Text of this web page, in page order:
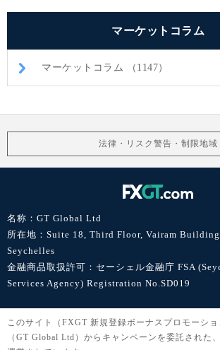
マーケットコラム
マーケットコラム （1147）
法律・リスク警告・制限地域
名称：GT Global Ltd
所在地：Suite 18, Third Floor, Vairam
Seychelles
金融商品取扱許可：セーシェル金融庁 FSA
Services Agency) Registration No.SD019
このサイト（FXGT 新規登録ボーナスプロモーシ
（GT Global Ltd）からキャンペーンを委託された